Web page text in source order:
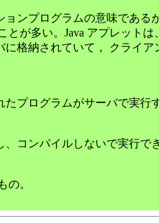
ンプログラムの意味である
とが多い。Java アプレット
に格納されていて， クライ
プログラムがサーバで実行
コンパイルしないで実行で
の。